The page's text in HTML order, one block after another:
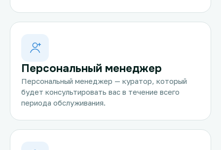
Персональный менеджер
Персональный менеджер — куратор, который
будет консультировать вас в течение всего
периода обслуживания.